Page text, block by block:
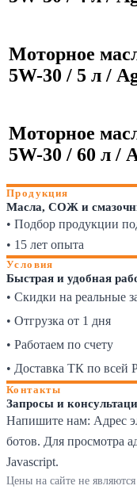
Моторное
5W-30 / 5 л /
Моторное
5W-30 / 60 л /
Продукция
Масла, СОЖ и
• Подбор продукции
• 15 лет опыта
Условия
Быстрая и удобная
• Скидки на реальные
• Отгрузка от 1 дня
• Работаем по счету
• Доставка ТК по всей
Контакты
Запросы и
Напишите нам: Адрес
ботов. Для просмотра
Javascript.
Цены на сайте не